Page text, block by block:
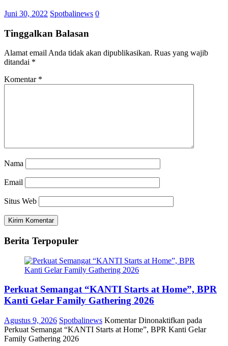
Juni 30, 2022 Spotbalinews 0
Tinggalkan Balasan
Alamat email Anda tidak akan dipublikasikan. Ruas yang wajib
ditandai *
Komentar *
Nama
Email
Situs Web
Berita Terpopuler
Perkuat Semangat “KANTI Starts at Home”, BPR
Kanti Gelar Family Gathering 2026
Agustus 9, 2026 Spotbalinews Komentar Dinonaktifkan pada
Perkuat Semangat “KANTI Starts at Home”, BPR Kanti Gelar
Family Gathering 2026